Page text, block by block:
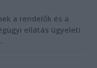
a rendelők és a
ellátás ügyeleti